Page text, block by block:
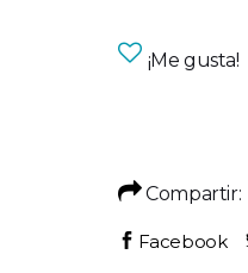
¡Me gusta!
Compartir: